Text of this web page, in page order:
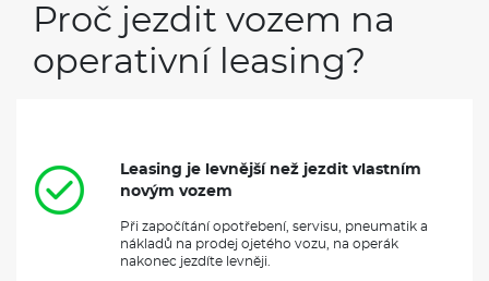
Proč jezdit vozem na
operativní leasing?
Leasing je levnější než jezdit vlastním
novým vozem
Při započítání opotřebení, servisu, pneumatik a
nákladů na prodej ojetého vozu, na operák
nakonec jezdíte levněji.